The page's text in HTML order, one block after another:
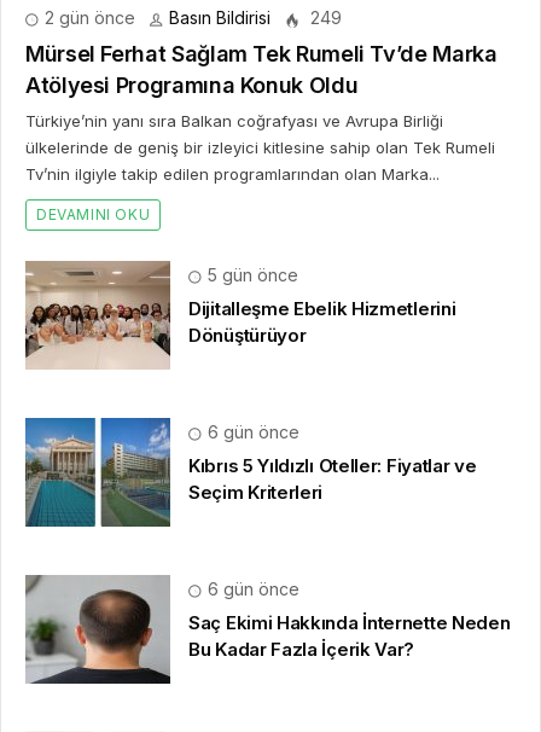
2 gün önce Basın Bildirisi 249
Mürsel Ferhat Sağlam Tek Rumeli Tv’de Marka
Atölyesi Programına Konuk Oldu
Türkiye’nin yanı sıra Balkan coğrafyası ve Avrupa Birliği
ülkelerinde de geniş bir izleyici kitlesine sahip olan Tek Rumeli
Tv’nin ilgiyle takip edilen programlarından olan Marka...
DEVAMINI OKU
5 gün önce
Dijitalleşme Ebelik Hizmetlerini
Dönüştürüyor
6 gün önce
Kıbrıs 5 Yıldızlı Oteller: Fiyatlar ve
Seçim Kriterleri
6 gün önce
Saç Ekimi Hakkında İnternette Neden
Bu Kadar Fazla İçerik Var?